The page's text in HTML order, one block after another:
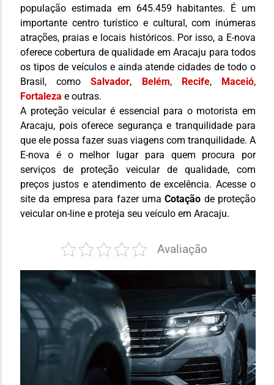
população estimada em 645.459 habitantes. É um
importante centro turístico e cultural, com inúmeras
atrações, praias e locais históricos. Por isso, a E-nova
oferece cobertura de qualidade em Aracaju para todos
os tipos de veículos e ainda atende cidades de todo o
Brasil, comoSalvador, Belém, Recife, Maceió,
Fortaleza e outras.
A proteção veicular é essencial para o motorista em
Aracaju, pois oferece segurança e tranquilidade para
que ele possa fazer suas viagens com tranquilidade. A
E-nova é o melhor lugar para quem procura por
serviços de proteção veicular de qualidade, com
preços justos e atendimento de excelência. Acesse o
site da empresa para fazer umaCotação de proteção
veicular on-line e proteja seu veículo em Aracaju.
Avaliação